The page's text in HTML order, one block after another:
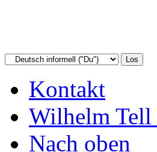
Kontakt
Wilhelm Tell
Nach oben